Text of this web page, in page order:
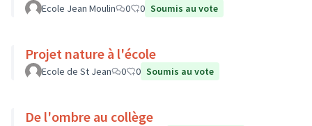
Ecole Jean Moulin 0 0 Soumis au vote
Projet nature à l'école
Ecole de St Jean 0 0 Soumis au vote
De l'ombre au collège